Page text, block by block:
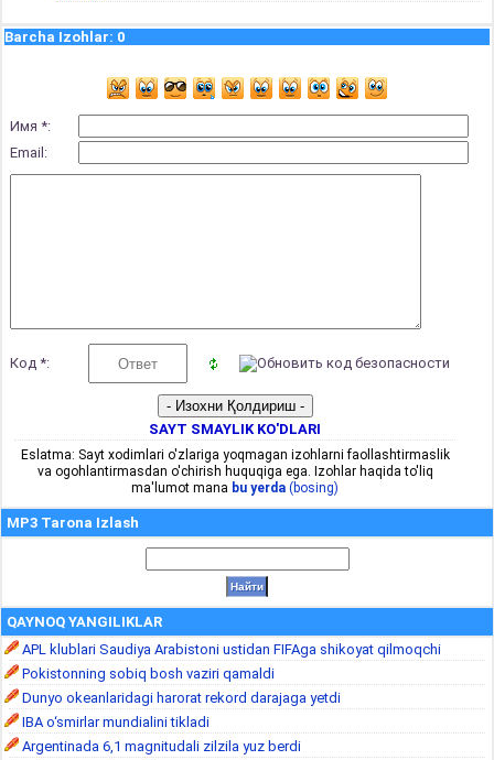
Barcha Izohlar: 0
Имя *:
Email:
Код *:
SAYT SMAYLIK KO'DLARI
Eslatma: Sayt xodimlari o'zlariga yoqmagan izohlarni faollashtirmaslik
va ogohlantirmasdan o'chirish huquqiga ega. Izohlar haqida to'liq
ma'lumot mana bu yerda (bosing)
MP3 Tarona Izlash
QAYNOQ YANGILIKLAR
APL klublari Saudiya Arabistoni ustidan FIFAga shikoyat qilmoqchi
Pokistonning sobiq bosh vaziri qamaldi
Dunyo okeanlaridagi harorat rekord darajaga yetdi
IBA o‘smirlar mundialini tikladi
Argentinada 6,1 magnitudali zilzila yuz berdi